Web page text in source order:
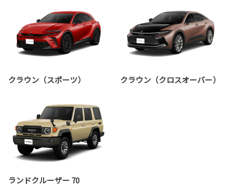
クラウン（スポーツ） クラウン（クロスオーバー）
ランドクルーザー 70